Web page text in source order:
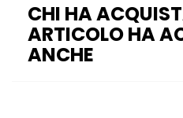
CHI HA
ARTICOLO HA
ANCHE